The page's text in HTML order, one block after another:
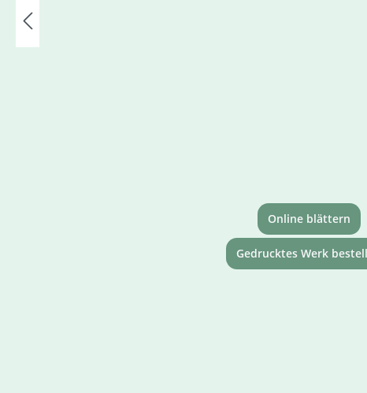
Online blättern
Gedrucktes Werk